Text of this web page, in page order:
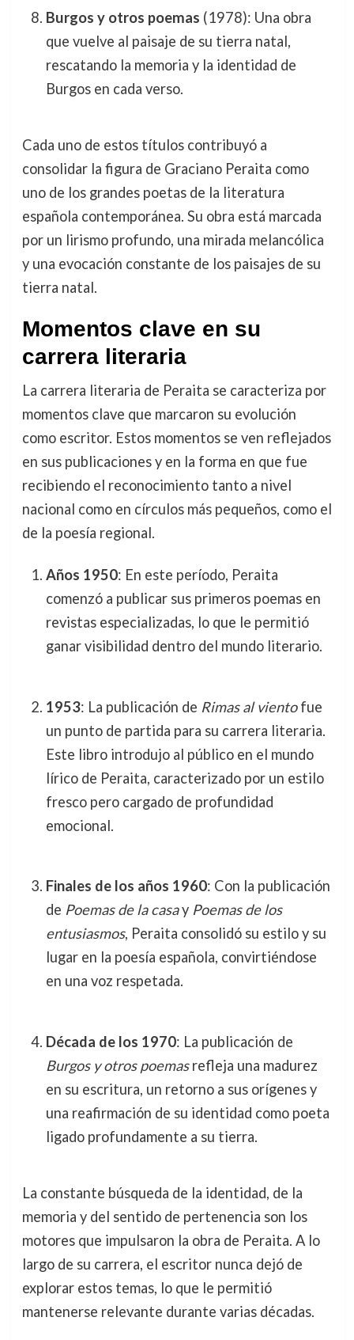
Burgos y otros poemas (1978): Una obra
que vuelve al paisaje de su tierra natal,
rescatando la memoria y la identidad de
Burgos en cada verso.
Cada uno de estos títulos contribuyó a
consolidar la figura de Graciano Peraita como
uno de los grandes poetas de la literatura
española contemporánea. Su obra está marcada
por un lirismo profundo, una mirada melancólica
y una evocación constante de los paisajes de su
tierra natal.
Momentos clave en su
carrera literaria
La carrera literaria de Peraita se caracteriza por
momentos clave que marcaron su evolución
como escritor. Estos momentos se ven reflejados
en sus publicaciones y en la forma en que fue
recibiendo el reconocimiento tanto a nivel
nacional como en círculos más pequeños, como el
de la poesía regional.
Años 1950: En este período, Peraita
comenzó a publicar sus primeros poemas en
revistas especializadas, lo que le permitió
ganar visibilidad dentro del mundo literario.
1953: La publicación de Rimas al vientofue
un punto de partida para su carrera literaria.
Este libro introdujo al público en el mundo
lírico de Peraita, caracterizado por un estilo
fresco pero cargado de profundidad
emocional.
Finales de los años 1960: Con la publicación
de Poemas de la casay Poemas de los
entusiasmos, Peraita consolidó su estilo y su
lugar en la poesía española, convirtiéndose
en una voz respetada.
Década de los 1970: La publicación de
Burgos y otros poemasrefleja una madurez
en su escritura, un retorno a sus orígenes y
una reafirmación de su identidad como poeta
ligado profundamente a su tierra.
La constante búsqueda de la identidad, de la
memoria y del sentido de pertenencia son los
motores que impulsaron la obra de Peraita. A lo
largo de su carrera, el escritor nunca dejó de
explorar estos temas, lo que le permitió
mantenerse relevante durante varias décadas.